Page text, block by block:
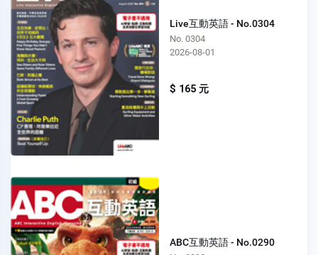
Live互動英語 - No.0304
No. 0304
2026-08-01
$ 165 元
ABC互動英語 - No.0290